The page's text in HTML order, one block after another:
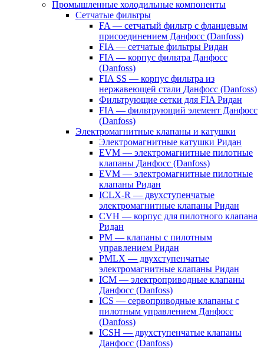
Промышленные холодильные компоненты
Сетчатые фильтры
FA — сетчатый фильтр с фланцевым
присоединением Данфосс (Danfoss)
FIA — сетчатые фильтры Ридан
FIA — корпус фильтра Данфосс
(Danfoss)
FIA SS — корпус фильтра из
нержавеющей стали Данфосс (Danfoss)
Фильтрующие сетки для FIA Ридан
FIA — фильтрующий элемент Данфосс
(Danfoss)
Электромагнитные клапаны и катушки
Электромагнитные катушки Ридан
EVM — электромагнитные пилотные
клапаны Данфосс (Danfoss)
EVM — электромагнитные пилотные
клапаны Ридан
ICLX-R — двухступенчатые
электромагнитные клапаны Ридан
CVH — корпус для пилотного клапана
Ридан
PM — клапаны с пилотным
управлением Ридан
PMLX — двухступенчатые
электромагнитные клапаны Ридан
ICM — электроприводные клапаны
Данфосс (Danfoss)
ICS — сервоприводные клапаны с
пилотным управлением Данфосс
(Danfoss)
ICSH — двухступенчатые клапаны
Данфосс (Danfoss)